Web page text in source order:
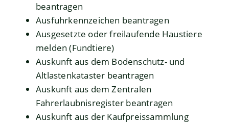
beantragen
Ausfuhrkennzeichen beantragen
Ausgesetzte oder freilaufende Haustiere
melden (Fundtiere)
Auskunft aus dem Bodenschutz- und
Altlastenkataster beantragen
Auskunft aus dem Zentralen
Fahrerlaubnisregister beantragen
Auskunft aus der Kaufpreissammlung